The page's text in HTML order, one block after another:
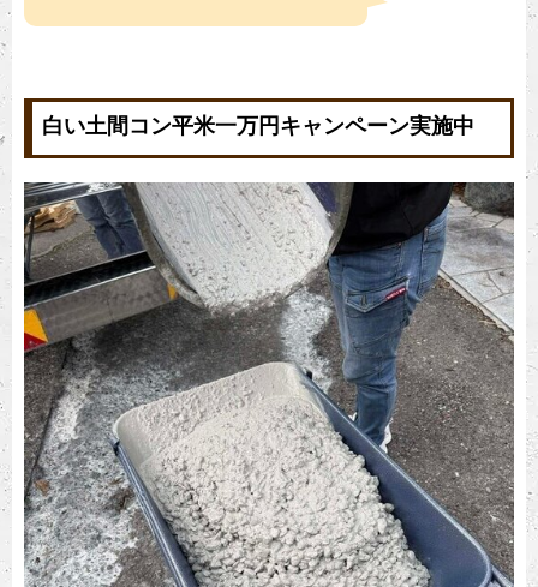
白い土間コン平米一万円キャンペーン実施中